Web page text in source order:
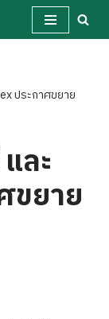
ประกาศขยาย
ละ
ขยาย